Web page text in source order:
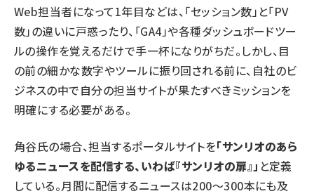
Web担当者になって1年目などは、「セッション数」と「PV
数」の違いに戸惑ったり、「GA4」や各種ダッシュボードツー
ルの操作を覚えるだけで手一杯になりがちだ。しかし、目
の前の細かな数字やツールに振り回される前に、自社のビ
ジネスの中で自分の担当サイトが果たすべきミッションを
明確にする必要がある。
角谷氏の場合、担当するポータルサイトを「サンリオのあら
ゆるニュースを配信する、いわば『サンリオの扉』」 と定義
している。月間に配信するニュースは200〜300本にも及